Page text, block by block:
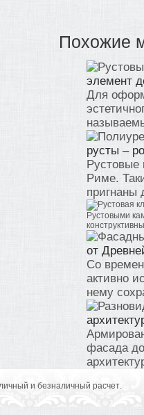
Похожие
элемент
Для
русты –
Рустовые
Риме.
пригнаны
Рустовыми
от
Со
активно
нему
фасада
и безналичный расчет.